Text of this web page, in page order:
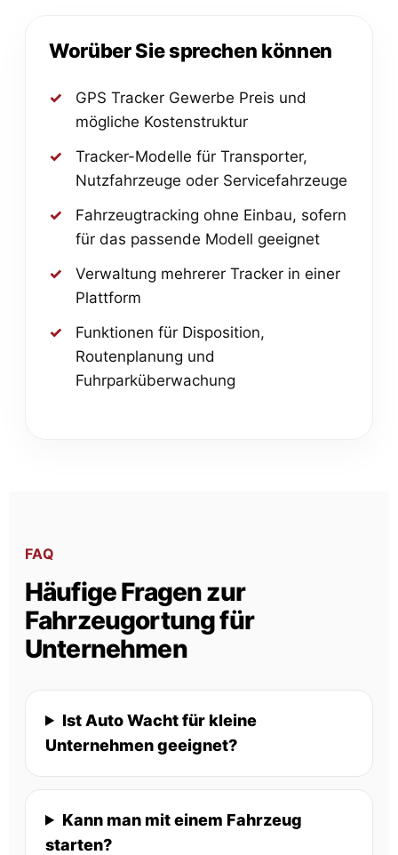
Worüber Sie sprechen können
GPS Tracker Gewerbe Preis und
mögliche Kostenstruktur
Tracker-Modelle für Transporter,
Nutzfahrzeuge oder Servicefahrzeuge
Fahrzeugtracking ohne Einbau, sofern
für das passende Modell geeignet
Verwaltung mehrerer Tracker in einer
Plattform
Funktionen für Disposition,
Routenplanung und
Fuhrparküberwachung
FAQ
Häufige Fragen zur
Fahrzeugortung für
Unternehmen
Ist Auto Wacht für kleine
Unternehmen geeignet?
Kann man mit einem Fahrzeug
starten?